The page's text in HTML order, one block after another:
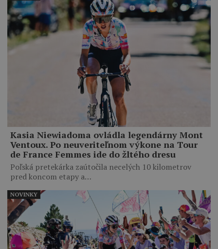
Kasia Niewiadoma ovládla legendárny Mont
Ventoux. Po neuveriteľnom výkone na Tour
de France Femmes ide do žltého dresu
Poľská pretekárka zaútočila necelých 10 kilometrov
pred koncom etapy a…
NOVINKY